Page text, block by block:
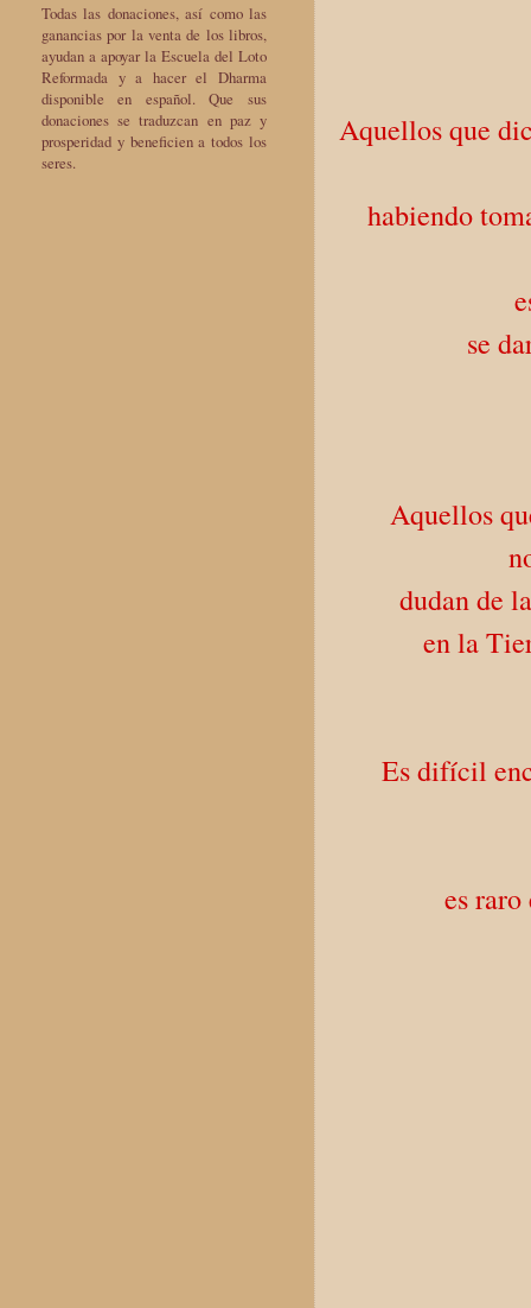
Aquellos que
habiendo
se
Aquellos
dudan de
en la
Es difícil
es
Todas las donaciones, así como las
ganancias por la venta de los libros,
ayudan a apoyar la Escuela del Loto
Reformada y a hacer el Dharma
disponible en español. Que sus
donaciones se traduzcan en paz y
prosperidad y beneficien a todos los
seres.